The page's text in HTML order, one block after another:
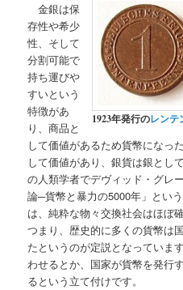
1923年発行のレンテ
金銀は保
存性や希少
性、そして
分割可能で
持ち運びや
すいという
特徴があ
り、商品と
して価値があるため貨幣になっ
して価値があり、銀貨は銀とし
の人類学者でデヴィッド・グレ
論─貨幣と暴力の5000年」とい
は、純粋な物々交換社会はほぼ
つまり、歴史的に多くの貨幣は
たというのが定説となっていま
わせるとか、国家が貨幣を発行
るという立て付けです。